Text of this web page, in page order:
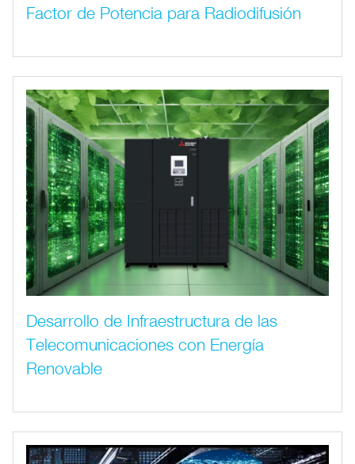
Factor de Potencia para Radiodifusión
Desarrollo de Infraestructura de las
Telecomunicaciones con Energía
Renovable